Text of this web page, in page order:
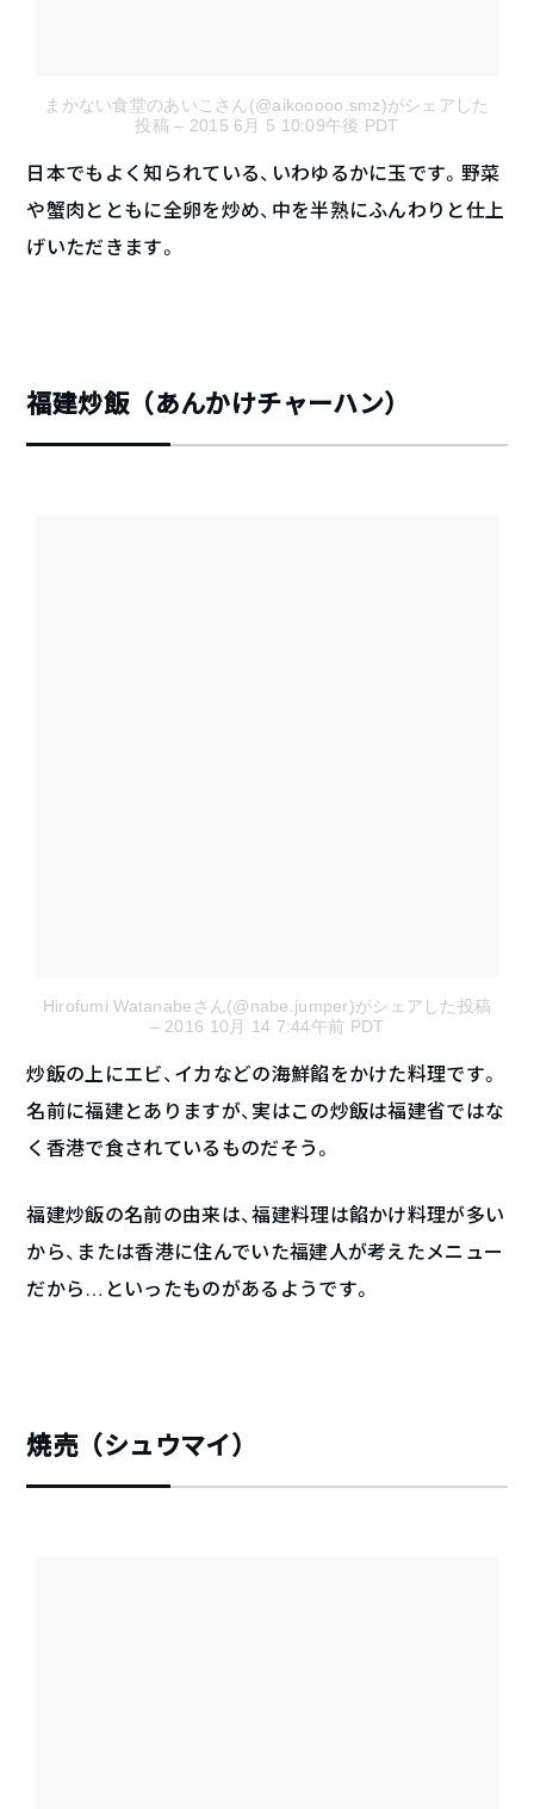
まかない食堂のあいこさん(@aikooooo.smz)がシェアした
投稿 – 2015 6月 5 10:09午後 PDT
日本でもよく知られている、いわゆるかに玉です。野菜
や蟹肉とともに全卵を炒め、中を半熟にふんわりと仕上
げいただきます。
福建炒飯（あんかけチャーハン）
Hirofumi Watanabeさん(@nabe.jumper)がシェアした投稿
– 2016 10月 14 7:44午前 PDT
炒飯の上にエビ、イカなどの海鮮餡をかけた料理です。
名前に福建とありますが、実はこの炒飯は福建省ではな
く香港で食されているものだそう。
福建炒飯の名前の由来は、福建料理は餡かけ料理が多い
から、または香港に住んでいた福建人が考えたメニュー
だから…といったものがあるようです。
焼売（シュウマイ）